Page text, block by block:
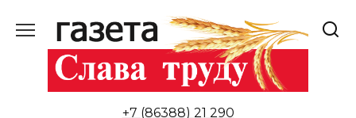
содержанию
+7 (86388) 21 290